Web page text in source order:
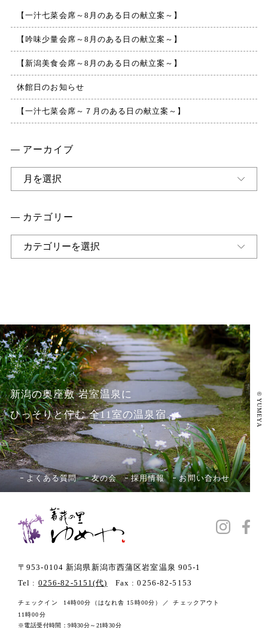
【一汁七菜会席～8月のある日の献立案～】
【吟味少量会席～8月のある日の献立案～】
【新潟美食会席～8月のある日の献立案～】
休館日のお知らせ
【一汁七菜会席～７月のある日の献立案～】
アーカイブ
ア
カテゴリー
カ
新潟の奥座敷 岩室温泉に
ひっそりと佇む 全11室の温泉宿。
よくある質問 友の会 採用情報 お問い合わせ
©
YUMEYA
〒953-0104 新潟県新潟市西蒲区岩室温泉 905-1
Tel : 0256-82-5151(代) Fax : 0256-82-5153
チェックイン 14時00分 （はなれ舎 15時00分）
チェックアウト
11時00分
電話受付時間：9時30分～21時30分